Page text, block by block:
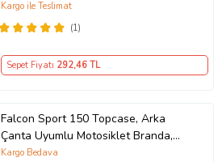
Siyah
(1)
Kargo ile Teslimat
Sepet Fiyatı 292,46 TL
Falcon Sport 150 Topcase, Arka
Çanta Uyumlu Motosiklet Branda,
Motor Örtüsü , Çadır
Kargo Bedava